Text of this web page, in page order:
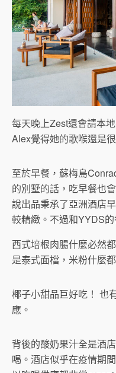
每天晚上Zest還會請本
Alex覺得她的歌喉還是
至於早餐，蘇梅島
的別墅的話，吃早餐也
說出品秉承了亞洲酒店
較精緻。不過和YYDS
西式培根肉腸什麼必然
是泰式面檔，米粉什麼
椰子小甜品巨好吃！ 也
應。
背後的酸奶果汁全是酒
喝。酒店似乎在疫情期